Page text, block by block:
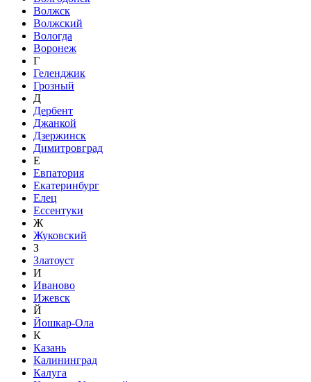
Волжск
Волжский
Вологда
Воронеж
Г
Геленджик
Грозный
Д
Дербент
Джанкой
Дзержинск
Димитровград
Е
Евпатория
Екатеринбург
Елец
Ессентуки
Ж
Жуковский
З
Златоуст
И
Иваново
Ижевск
Й
Йошкар-Ола
К
Казань
Калининград
Калуга